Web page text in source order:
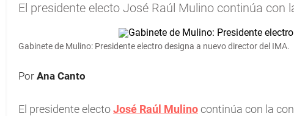
El presidente electo José Raúl Mulino continúa
Gabinete de Mulino: Presidente electro designa a nuevo director del IMA.
Por Ana Canto
El presidente electoJosé Raúl Mulinocontinúa con la